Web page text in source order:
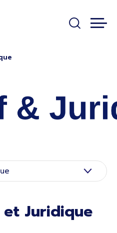
de base
Juridique